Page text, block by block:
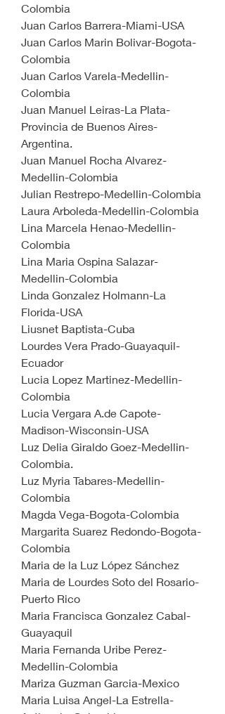
Colombia
Juan Carlos Barrera-Miami-USA
Juan Carlos Marin Bolivar-Bogota-
Colombia
Juan Carlos Varela-Medellin-
Colombia
Juan Manuel Leiras-La Plata-
Provincia de Buenos Aires-
Argentina.
Juan Manuel Rocha Alvarez-
Medellin-Colombia
Julian Restrepo-Medellin-Colombia
Laura Arboleda-Medellin-Colombia
Lina Marcela Henao-Medellin-
Colombia
Lina Maria Ospina Salazar-
Medellin-Colombia
Linda Gonzalez Holmann-La
Florida-USA
Liusnet Baptista-Cuba
Lourdes Vera Prado-Guayaquil-
Ecuador
Lucia Lopez Martinez-Medellin-
Colombia
Lucia Vergara A.de Capote-
Madison-Wisconsin-USA
Luz Delia Giraldo Goez-Medellin-
Colombia.
Luz Myria Tabares-Medellin-
Colombia
Magda Vega-Bogota-Colombia
Margarita Suarez Redondo-Bogota-
Colombia
Maria de la Luz López Sánchez
Maria de Lourdes Soto del Rosario-
Puerto Rico
Maria Francisca Gonzalez Cabal-
Guayaquil
Maria Fernanda Uribe Perez-
Medellin-Colombia
Mariza Guzman Garcia-Mexico
Maria Luisa Angel-La Estrella-